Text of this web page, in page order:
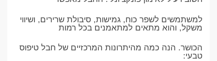
למשתמשים לשפר כוח, גמישות, סיבולת שרירים, ושיווי
משקל, והוא מתאים למתאמנים בכל רמות
הכושר. הנה כמה מהיתרונות המרכזיים של חבל טיפוס
טבעי: